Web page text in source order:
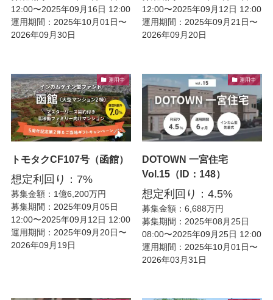
12:00〜2025年09月16日 12:00
運用期間：2025年10月01日〜
2026年09月30日
12:00〜2025年09月12日 12:00
運用期間：2025年09月21日〜
2026年09月20日
運用中
トモタクCF107号（函館）
想定利回り：7%
募集金額：1億6,200万円
募集期間：2025年09月05日
12:00〜2025年09月12日 12:00
運用期間：2025年09月20日〜
2026年09月19日
運用中
DOTOWN 一宮住宅
Vol.15（ID：148）
想定利回り：4.5%
募集金額：6,688万円
募集期間：2025年08月25日
08:00〜2025年09月25日 12:00
運用期間：2025年10月01日〜
2026年03月31日